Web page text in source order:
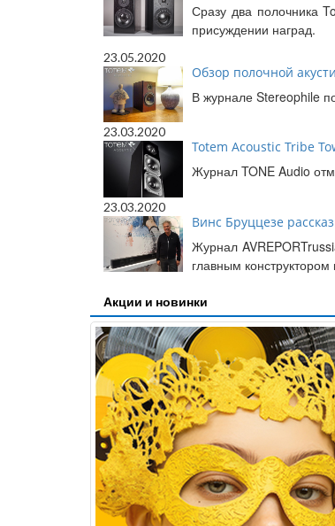
Сразу два полочника
присуждении наград.
23.05.2020
Обзор полочной
В журнале Stereophile
23.03.2020
Totem Acoustic Tribe
Журнал TONE Audio
23.03.2020
Винс Бруццезе
Журнал
главным
Акции и новинки